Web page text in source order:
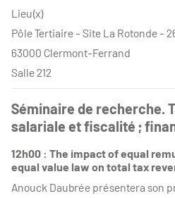
Lieu(x)
Pôle Tertiaire - Site La Rotonde -
63000 Clermont-Ferrand
Salle 212
Séminaire de recherche.
salariale et fiscalité ;
12h00 : The impact of equal
equal value law on total tax
Anouck Daubrée présentera son